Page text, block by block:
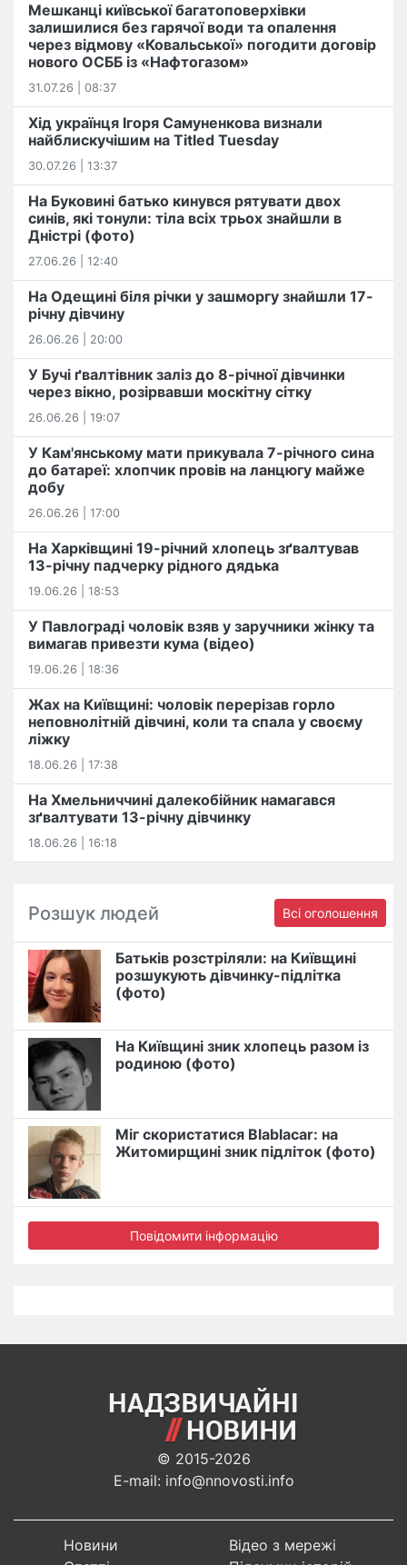
Мешканці київської багатоповерхівки
залишилися без гарячої води та опалення
через відмову «Ковальської» погодити договір
нового ОСББ із «Нафтогазом»
31.07.26 | 08:37
Хід українця Ігоря Самуненкова визнали
найблискучішим на Titled Tuesday
30.07.26 | 13:37
На Буковині батько кинувся рятувати двох
синів, які тонули: тіла всіх трьох знайшли в
Дністрі (фото)
27.06.26 | 12:40
На Одещині біля річки у зашморгу знайшли 17-
річну дівчину
26.06.26 | 20:00
У Бучі ґвалтівник заліз до 8-річної дівчинки
через вікно, розірвавши москітну сітку
26.06.26 | 19:07
У Кам'янському мати прикувала 7-річного сина
до батареї: хлопчик провів на ланцюгу майже
добу
26.06.26 | 17:00
На Харківщині 19-річний хлопець​ ️зґвалтував
13-річну падчерку рідного дядька
19.06.26 | 18:53
У Павлограді чоловік взяв у заручники жінку та
вимагав привезти кума (відео)
19.06.26 | 18:36
Жах на Київщині: чоловік перерізав горло
неповнолітній дівчині, коли та спала у своєму
ліжку
18.06.26 | 17:38
На Хмельниччині далекобійник намагався
зґвалтувати 13-річну дівчинку
18.06.26 | 16:18
Розшук людей Всі оголошення
Батьків розстріляли: на Київщині
розшукують дівчинку-підлітка
(фото)
На Київщині зник хлопець разом із
родиною (фото)
Міг скористатися Blablacar: на
Житомирщині зник підліток (фото)
Повідомити інформацію
© 2015-2026
E-mail: info@nnovosti.info
Новини
Відео з мережі